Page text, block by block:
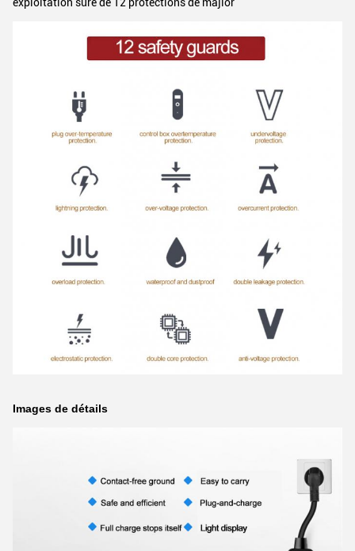
Images de détails